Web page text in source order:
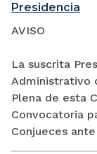
Presidencia
AVISO
La suscrita
Administrativo
Plena de esta
Convocatoria
Conjueces